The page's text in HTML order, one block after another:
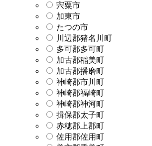
宍粟市
加東市
たつの市
川辺郡猪名川町
多可郡多可町
加古郡稲美町
加古郡播磨町
神崎郡市川町
神崎郡福崎町
神崎郡神河町
揖保郡太子町
赤穂郡上郡町
佐用郡佐用町